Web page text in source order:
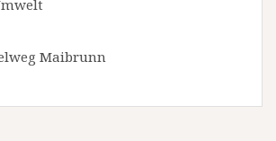
Maibrunn